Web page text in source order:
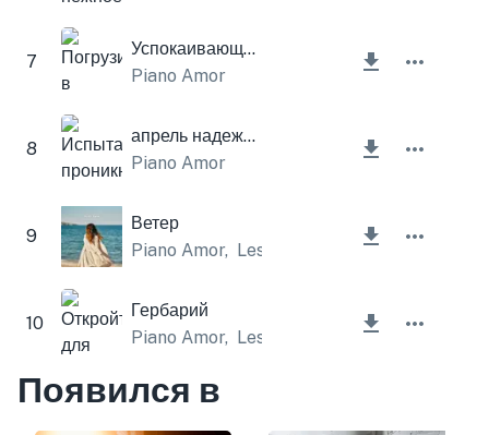
7
Успокаивающая релаксация
Piano Amor
8
апрель надежда
Piano Amor
9
Ветер
Piano Amor, Lesfm
10
Гербарий
Piano Amor, Lesfm
Появился в